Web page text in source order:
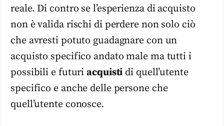
reale. Di contro se l’esperienza di acquisto
non è valida rischi di perdere non solo ciò
che avresti potuto guadagnare con un
acquisto specifico andato male ma tutti i
possibili e futuriacquisti di quell’utente
specifico e anche delle persone che
quell’utente conosce.